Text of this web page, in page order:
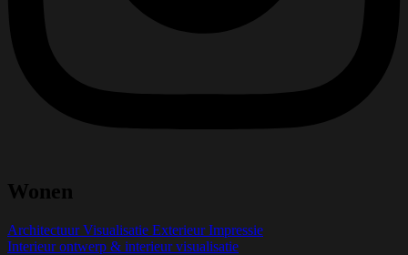
Wonen
Architectuur Visualisatie Exterieur Impressie
Interieur ontwerp & interieur visualisatie